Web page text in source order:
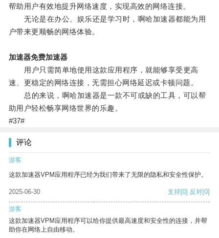
帮助用户有效地提升网络速度，实现高效的网络连接。
无论是在办公、娱乐还是学习时，啊哈加速器都能为用
户带来更顺畅的网络体验。
加速器免费加速器
用户只需简单地使用这款应用程序，就能够享受更高
速、更稳定的网络连接，无需担心网络延迟或卡顿问题。
总的来说，啊哈加速器是一款不可或缺的工具，可以帮
助用户轻松畅享网络世界的乐趣。
#37#
评论
游客
这款加速器VPM应用程序已经为我们带来了无限的隐私和安全性保护。
2025-06-30 支持[0] 反对[0]
游客
这款加速器VPM应用程序可以给你提供最高速度和安全性的连接，并帮
助你在网络上自由移动。